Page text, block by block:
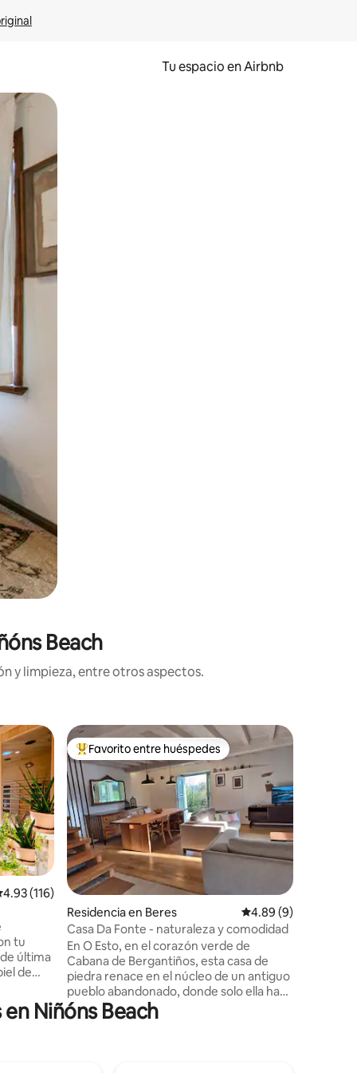
Tu espacio en Airbnb
tocando y deslizando la pantalla.
Beach
y limpieza, entre otros aspectos.
promedio: 4.93 de 5; 116 evaluaciones
4.93 (116)
tu
última
de
De los mejores en Favorito entre huéspedes
Favorito entre huéspedes
Residencia en Beres Calificación
4.89 (9)
Casa Da Fonte - naturaleza y comodidad
En O Esto, en el corazón verde de
Cabana de Bergantiños, esta casa de
piedra renace en el núcleo de un antiguo
pueblo abandonado, donde solo ella ha
sido restaurada con mimo y respeto por
su historia. Entre sus muros, el tiempo se
Niñóns Beach